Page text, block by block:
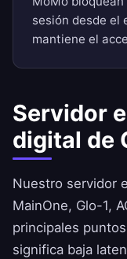
sesión desde el
mantiene el
Servidor
digital de
Nuestro servidor
MainOne, Glo-1,
principales
significa baja